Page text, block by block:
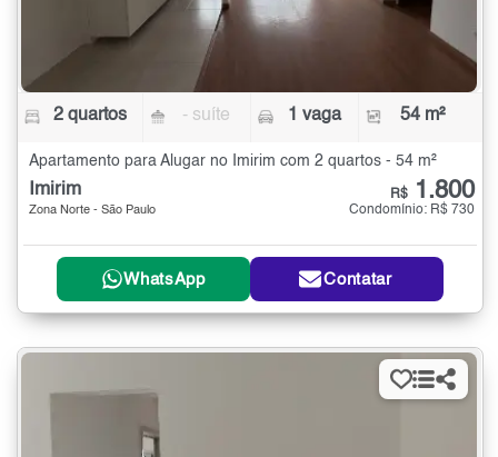
2 quartos - suíte 1 vaga 54 m²
Apartamento para Alugar no Imirim com 2 quartos - 54 m²
Imirim
Zona Norte - São Paulo
R$ 1.800
Condomínio: R$ 730
WhatsApp Contatar